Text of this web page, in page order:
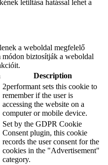
letiltása hatással lehet a
a weboldal megfelelő
módon biztosítják a weboldal
Description
2performant sets this cookie to
remember if the user is
accessing the website on a
computer or mobile device.
Set by the GDPR Cookie
Consent plugin, this cookie
records the user consent for the
cookies in the "Advertisement"
category.